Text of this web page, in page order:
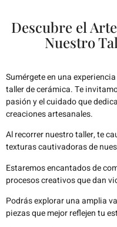
Descubre el
Nuestro
Sumérgete en una
taller de cerámica. Te
pasión y el cuidado que
creaciones artesanales.
Al recorrer nuestro taller, te
texturas cautivadoras de
Estaremos encantados de
procesos creativos que dan
Podrás explorar una amplia
piezas que mejor reflejen tu